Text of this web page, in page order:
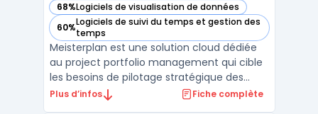
68%Logiciels de visualisation de données
— voir Meisterplan dans cette catégorie
60%Logiciels de suivi du temps et gestion des
temps
— voir Meisterplan dans cette catégorie
Meisterplan est une solution cloud dédiée
au project portfolio management qui cible
les besoins de pilotage stratégique des
portefeuilles projets et de gestion des
Plus d’infos Fiche complète